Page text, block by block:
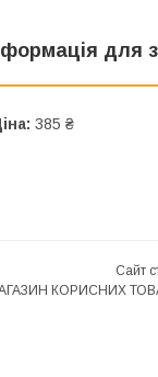
для
385 ₴
Сайт